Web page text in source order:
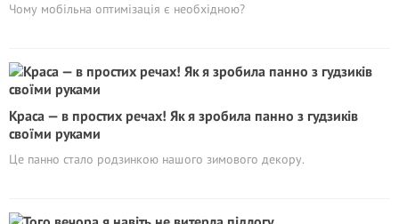
Чому мобільна оптимізація є необхідною?
Краса — в простих речах! Як я зробила панно з гудзиків
своїми руками
Це панно стало родзинкою нашого зимового декору.